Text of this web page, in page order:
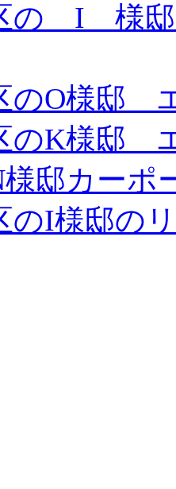
の I 様
のO様邸
のK様邸
邸カーポ
のI様邸の